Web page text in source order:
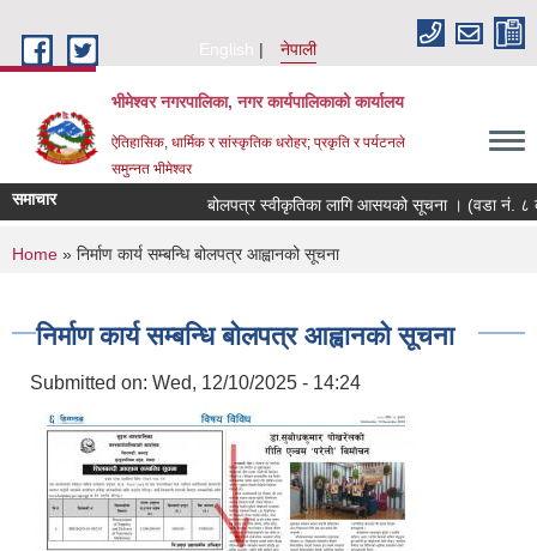
English
नेपाली
भीमेश्वर नगरपालिका, नगर कार्यपालिकाको कार्यालय
ऐतिहासिक, धार्मिक र सांस्कृतिक धरोहर; प्रकृति र पर्यटनले
समुन्नत भीमेश्वर
समाचार बोलपत्र स्वीकृतिका लागि आसयको सूचना । (वडा नं. ८
You are here
Home » निर्माण कार्य सम्बन्धि बोलपत्र आह्वानको सूचना
निर्माण कार्य सम्बन्धि बोलपत्र आह्वानको सूचना
Submitted on: Wed, 12/10/2025 - 14:24